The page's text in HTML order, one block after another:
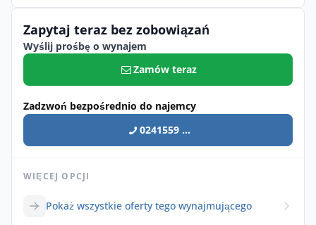
Zapytaj teraz bez zobowiązań
Wyślij prośbę o wynajem
Zamów teraz
Zadzwoń bezpośrednio do najemcy
0241559 ...
WIĘCEJ OPCJI
Pokaż wszystkie oferty tego wynajmującego